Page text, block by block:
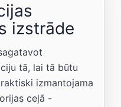
izstrāde
tā, lai tā būtu
izmantojama
ceļā -